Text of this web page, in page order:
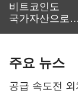
비트코인도
국가자산으로…'
주요 뉴스
공급 속도전